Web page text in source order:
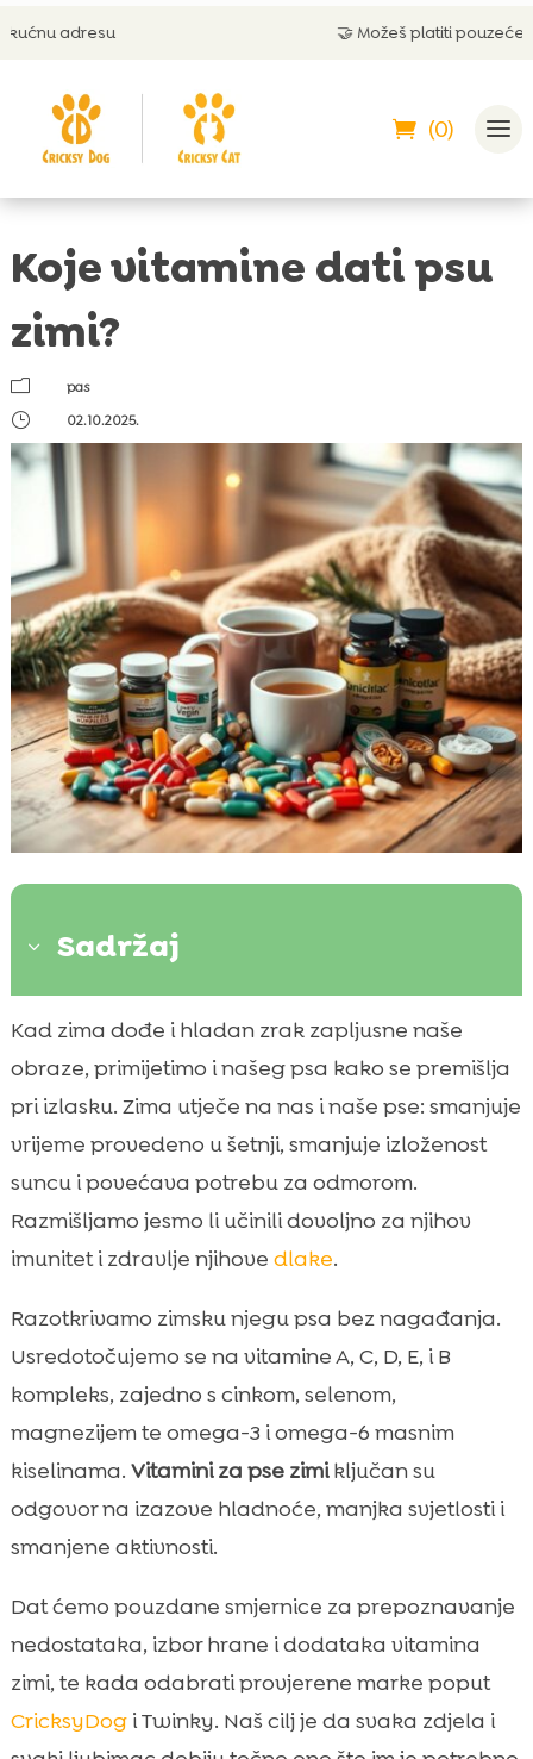
🤝 Možeš platiti pouzećem
(0)
Koje vitamine dati psu
zimi?
m
pas
}
02.10.2025.
3 Sadržaj
 Zašto su vitamini važni psima tijekom zime
 Ključni vitamini za zimske mjesece: A, C, D, E i
vitamini B skupine
Minerali i omega masne kiseline koji
Kako prepoznati da psu zimi nedostaju
vitamini
 pas dodaci vitamina zimi
Prirodni izvori: koje namirnice mogu pomoći
Dodaci prehrani: kako sigurno odabrati i
dozirati
Uloga kvalitetne hrane u smanjenju
potrebe za suplementima
 CricksyDog rješenja za zimu: hipoalergene,
bez piletine i bez pšenice
 Poslastice i funkcionalna podrška:

Twinky vitamini i svakodnevna njega kože i
šapa

Sezonske potrebe različitih pasa: štenad,
odrasli, stariji i aktivni

Plan suplementacije: kada početi, koliko
Kad zima dođe i hladan zrak zapljusne naše
obraze, primijetimo i našeg psa kako se premišlja
pri izlasku. Zima utječe na nas i naše pse: smanjuje
vrijeme provedeno u šetnji, smanjuje izloženost
suncu i povećava potrebu za odmorom.
Razmišljamo jesmo li učinili dovoljno za njihov
imunitet i zdravlje njihove dlake.
Razotkrivamo zimsku njegu psa bez nagađanja.
Usredotočujemo se na vitamine A, C, D, E, i B
kompleks, zajedno s cinkom, selenom,
magnezijem te omega-3 i omega-6 masnim
kiselinama. Vitamini za pse zimiključan su
odgovor na izazove hladnoće, manjka svjetlosti i
smanjene aktivnosti.
Dat ćemo pouzdane smjernice za prepoznavanje
nedostataka, izbor hrane i dodataka vitamina
zimi, te kada odabrati provjerene marke poput
CricksyDogi Twinky. Naš cilj je da svaka zdjela i